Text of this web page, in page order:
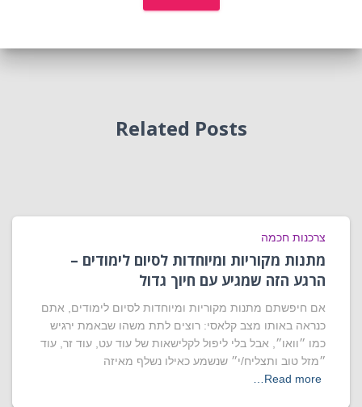
Related Posts
צרכנות חכמה
מתנות מקוריות ומיוחדות לסיום לימודים –
הרגע הזה שמגיע עם חיוך גדול
אם חיפשתם מתנות מקוריות ומיוחדות לסיום לימודים, אתם
כנראה באותו מצב קלאסי: רוצים לתת משהו שבאמת ירגיש
כמו ״וואו״, אבל בלי ליפול לקלישאות של עוד עט, עוד זר, עוד
״מזל טוב ותצליח/י״ שנשמע כאילו נשלף מאיזה
Read more…